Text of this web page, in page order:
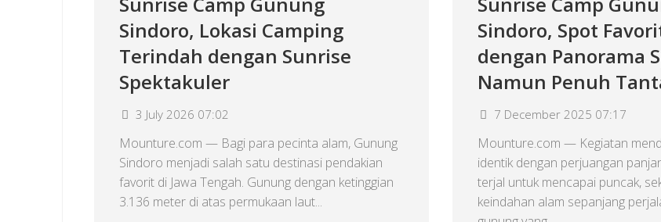
Sindoro, Lokasi Camping
Terindah dengan Sunrise
Spektakuler
3 July 2026 07:02
Mounture.com — Bagi para pecinta alam, Gunung
Sindoro menjadi salah satu destinasi pendakian
favorit di Jawa Tengah. Gunung dengan ketinggian
3.136 meter di atas permukaan laut...
Sindoro, Spot
dengan Panorama
Namun Penuh
7 December 2025 07:17
Mounture.com — Kegiatan
identik dengan perjuangan
terjal untuk mencapai puncak,
keindahan alam sepanjang